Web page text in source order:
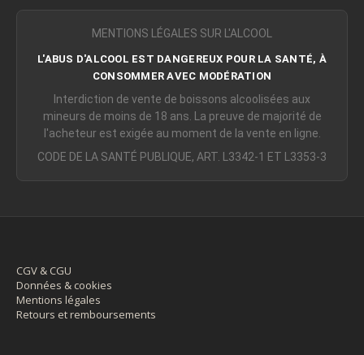
MENTIONS LÉGALES SUR L'ALCOOL
L'ABUS D'ALCOOL EST DANGEREUX POUR LA SANTÉ, À
CONSOMMER AVEC MODÉRATION
Interdiction de vente de boissons alcoolisées aux
mineurs de moins de 18 ans. La preuve de majorité de
l'acheteur est exigée au moment de la vente en ligne.
CODE DE LA SANTÉ PUBLIQUE, ART. L3342-1 ET L3353-3
CGV & CGU
Données & cookies
Mentions légales
Retours et remboursements